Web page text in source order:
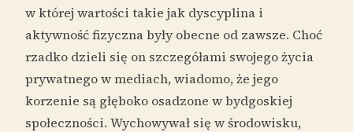
w której wartości takie jak dyscyplina i
aktywność fizyczna były obecne od zawsze. Choć
rzadko dzieli się on szczegółami swojego życia
prywatnego w mediach, wiadomo, że jego
korzenie są głęboko osadzone w bydgoskiej
społeczności. Wychowywał się w środowisku,